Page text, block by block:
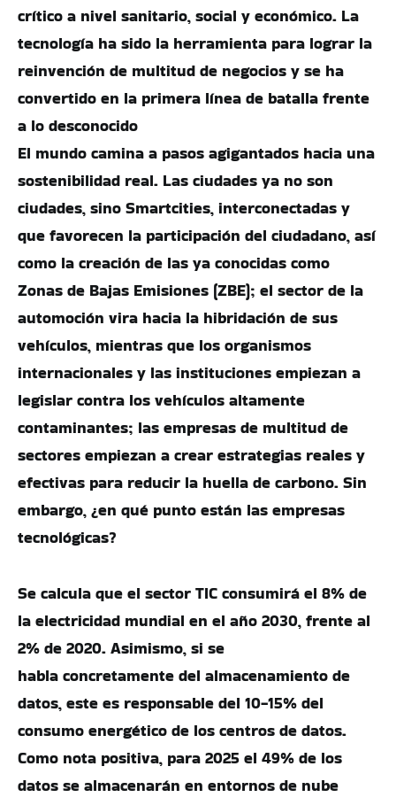
crítico a nivel sanitario, social y económico. La
tecnología ha sido la herramienta para lograr la
reinvención de multitud de negocios y se ha
convertido en la primera línea de batalla frente
a lo desconocido
El mundo camina a pasos agigantados hacia una
sostenibilidad real. Las ciudades ya no son
ciudades, sino Smartcities, interconectadas y
que favorecen la participación del ciudadano, así
como la creación de las ya conocidas como
Zonas de Bajas Emisiones (ZBE); el sector de la
automoción vira hacia la hibridación de sus
vehículos, mientras que los organismos
internacionales y las instituciones empiezan a
legislar contra los vehículos altamente
contaminantes; las empresas de multitud de
sectores empiezan a crear estrategias reales y
efectivas para reducir la huella de carbono. Sin
embargo, ¿en qué punto están las empresas
tecnológicas?
Se calcula que el sector TIC consumirá el 8% de
la electricidad mundial en el año 2030, frente al
2% de 2020. Asimismo, si se
habla concretamente del almacenamiento de
datos, este es responsable del 10-15% del
consumo energético de los centros de datos.
Como nota positiva, para 2025 el 49% de los
datos se almacenarán en entornos de nube